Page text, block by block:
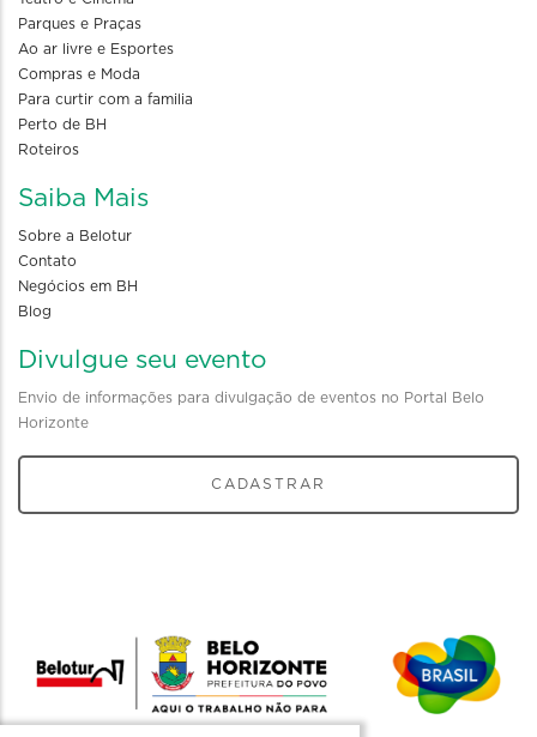
Parques e Praças
Ao ar livre e Esportes
Compras e Moda
Para curtir com a familia
Perto de BH
Roteiros
Saiba Mais
Sobre a Belotur
Contato
Negócios em BH
Blog
Divulgue seu evento
Envio de informações para divulgação de eventos no Portal Belo
Horizonte
CADASTRAR